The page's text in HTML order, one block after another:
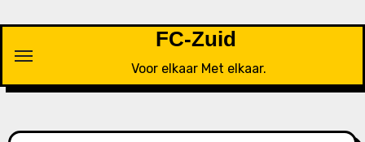
FC-Zuid
Voor elkaar Met elkaar.